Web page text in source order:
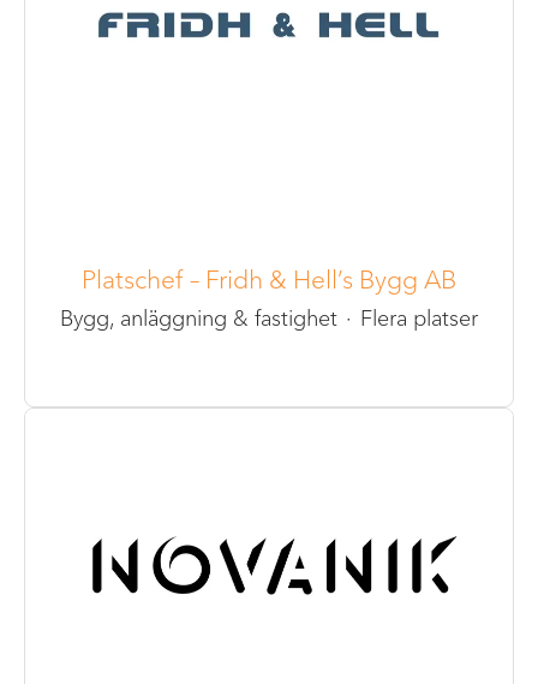
Platschef – Fridh & Hell’s Bygg AB
Bygg, anläggning & fastighet · Flera platser